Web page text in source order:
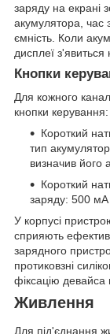
заряду на екрані
акумулятора, час
ємність. Коли
дисплеї з'явиться
Кнопки
Для кожного
кнопки керування:
Короткий
тип
визначив його
Короткий
заряду: 500
У корпусі
сприяють
зарядного
протиковзні
фіксацію девайса
Живлення
Для під'єднання